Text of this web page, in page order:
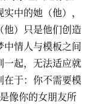
中的她（他），
他）只是他们创造
情人与模板之间
一起，无法适应就
于：你不需要模
像你的女朋友所